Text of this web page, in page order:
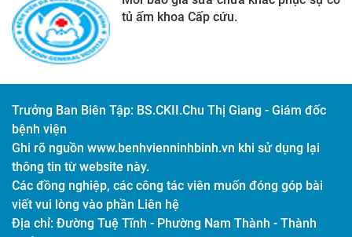
tủ ấm khoa Cấp cứu.
Trưởng Ban Biên Tập: BS.CKII.Chu Thị Giang - Giám đốc
bệnh viện
Ghi rõ nguồn www.benhvienninhbinh.vn khi sử dụng lại
thông tin từ website này.
Các đồng nghiệp, các công tác viên muốn đóng góp bài
viết vui lòng vào phần Liên hệ
Địa chỉ: Đường Tuệ Tĩnh - Phường Nam Thành - Thành